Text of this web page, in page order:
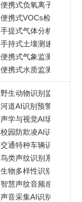
便携式负氧离子检测仪
便携式VOCs检测仪
手提式气体分析仪
手持式土壤测速仪
便携式气象监测仪
便携式水质监测仪
野生动物识别监测
河道AI识别预警
声学与视觉AI场景
校园防欺凌AI识别系统
交通特种车辆识别预警
鸟类声纹识别系统
生物多样性识别系统
智慧声纹音频感知终端
声音采集AI识别系统